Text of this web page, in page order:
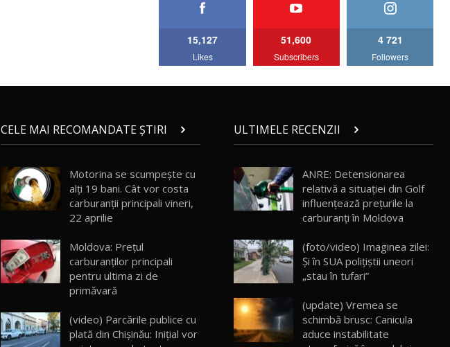
AutoBlog.MD
15:08
15:22
Mercedes-AMG E 53 HYBRID 4MATIC+ /
Test Drive AutoBlog.MD
Noul Volvo ES90 / Test Drive AutoBlog.MD
27:58
12
Noul MG HS / Test Drive AutoBlog.MD
16:48
15,127
Likes
51,600
Subscribers
4 721
Followers
CELE MAI RECOMANDATE ȘTIRI
Motorina se scumpeşte cu
alţi 19 bani. Cât vor costa
carburanții principali vineri,
22 aprilie
Moldova: Preţul
carburanţilor principali
pentru ultima zi de
primăvară
(video) Parcările publice cu
plată din Chișinău: Inițial vor
ULTIMELE RECENZII
ANRE: Detensionarea
relativă a situației din Golf
influențează prețurile la
carburanți în Moldova
(foto/video) Imaginea zilei:
Și în SUA polițiștii uneori
„stau în tufari”
(update) Vremea se
schimbă brusc: Canicula
aduce instabilitate